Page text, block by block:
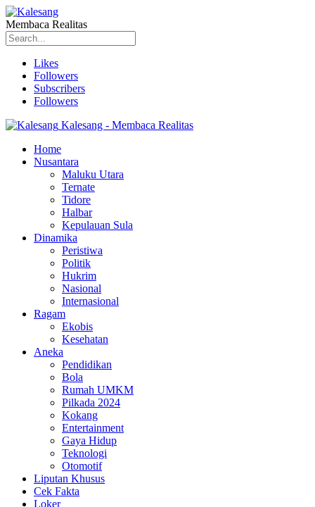
Membaca Realitas
Likes
Followers
Subscribers
Followers
Kalesang - Membaca Realitas
Home
Nusantara
Maluku Utara
Ternate
Tidore
Halbar
Kepulauan Sula
Dinamika
Peristiwa
Politik
Hukrim
Nasional
Internasional
Ragam
Ekobis
Kesehatan
Aneka
Pendidikan
Bola
Rumah UMKM
Pilkada 2024
Kokang
Entertainment
Gaya Hidup
Teknologi
Otomotif
Liputan Khusus
Cek Fakta
Loker